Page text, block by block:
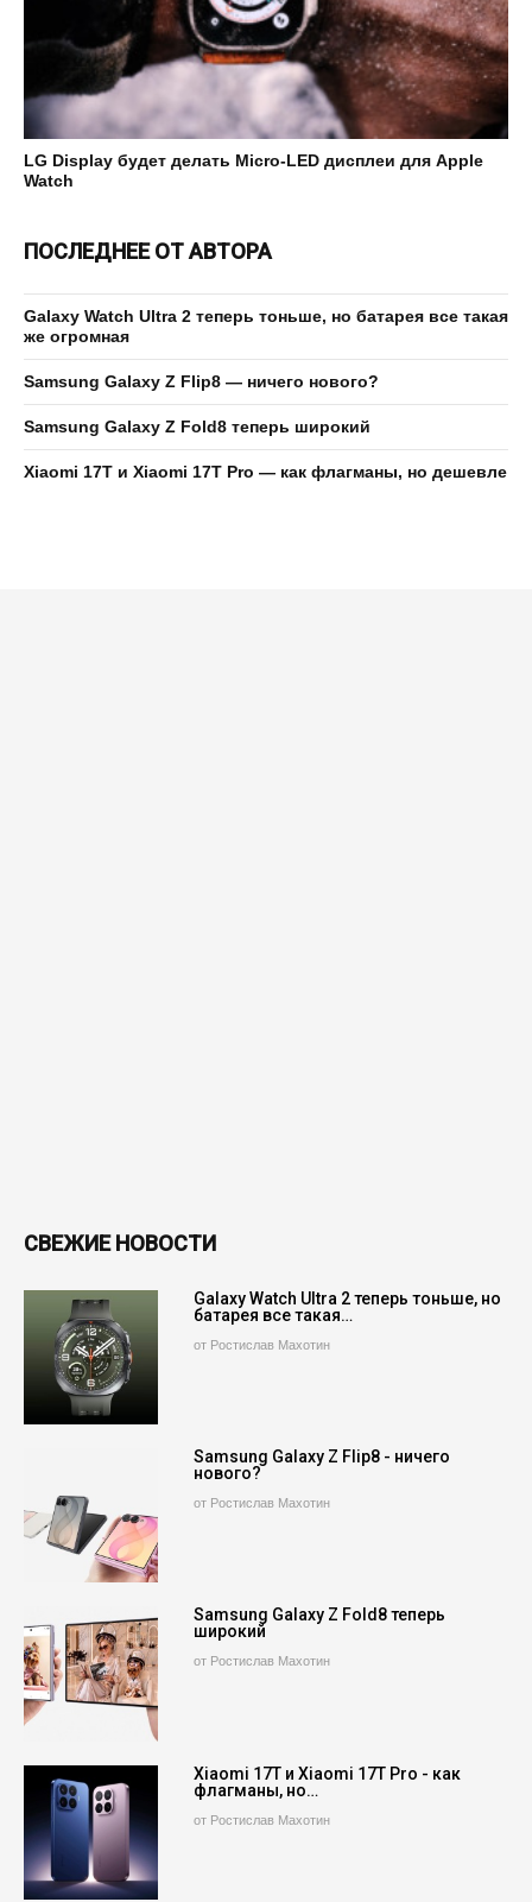
LG Display будет делать Micro-LED дисплеи для Apple
Watch
ПОСЛЕДНЕЕ ОТ АВТОРА
Galaxy Watch Ultra 2 теперь тоньше, но батарея все такая
же огромная
Samsung Galaxy Z Flip8 — ничего нового?
Samsung Galaxy Z Fold8 теперь широкий
Xiaomi 17T и Xiaomi 17T Pro — как флагманы, но дешевле
СВЕЖИЕ НОВОСТИ
Galaxy Watch Ultra 2 теперь тоньше, но
батарея все такая…
от Ростислав Махотин
Samsung Galaxy Z Flip8 - ничего
нового?
от Ростислав Махотин
Samsung Galaxy Z Fold8 теперь
широкий
от Ростислав Махотин
Xiaomi 17T и Xiaomi 17T Pro - как
флагманы, но…
от Ростислав Махотин